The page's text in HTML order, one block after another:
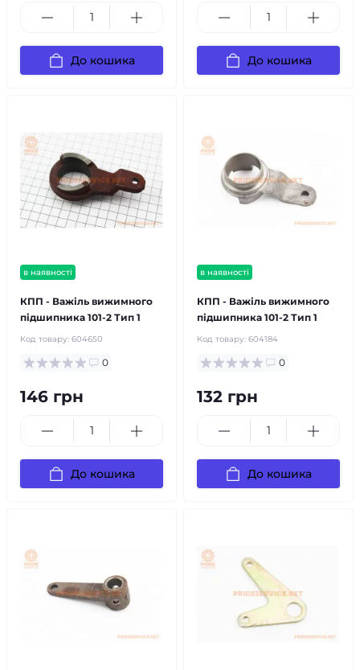
До кошика До кошика
в наявності
КПП - Важіль вижимного
підшипника 101-2 Тип 1
Код товару: 604650
0
146 грн
До кошика
в наявності
КПП - Важіль вижимного
підшипника 101-2 Тип 1
Код товару: 604184
0
132 грн
До кошика